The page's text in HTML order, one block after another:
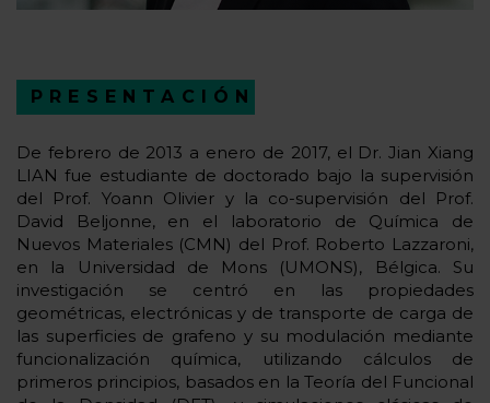
PRESENTACIÓN
De febrero de 2013 a enero de 2017, el Dr. Jian Xiang
LIAN fue estudiante de doctorado bajo la supervisión
del Prof. Yoann Olivier y la co-supervisión del Prof.
David Beljonne, en el laboratorio de Química de
Nuevos Materiales (CMN) del Prof. Roberto Lazzaroni,
en la Universidad de Mons (UMONS), Bélgica. Su
investigación se centró en las propiedades
geométricas, electrónicas y de transporte de carga de
las superficies de grafeno y su modulación mediante
funcionalización química, utilizando cálculos de
primeros principios, basados en la Teoría del Funcional